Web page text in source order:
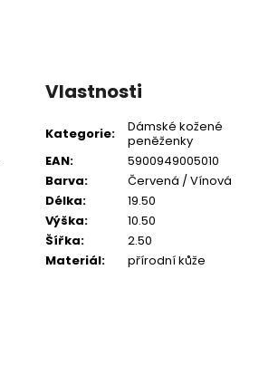
Vlastnosti
Kategorie:
Dámské kožené
peněženky
EAN:
5900949005010
Barva:
Červená / Vínová
Délka:
19.50
Výška:
10.50
Šířka:
2.50
Materiál: přírodní kůže